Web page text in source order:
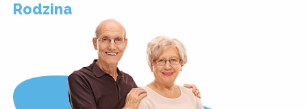
Rodzina